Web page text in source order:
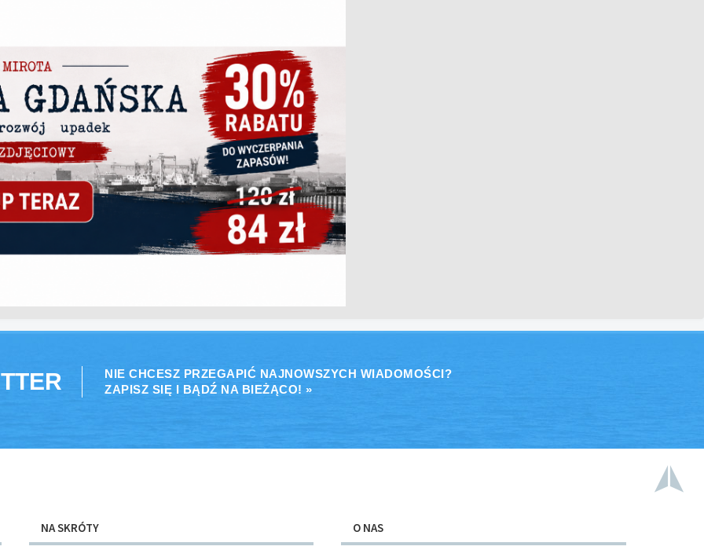
NIE CHCESZ PRZEGAPIĆ NAJNOWSZYCH WIADOMOŚCI?
ZAPISZ SIĘ I BĄDŹ NA BIEŻĄCO! »
NA SKRÓTY O NAS